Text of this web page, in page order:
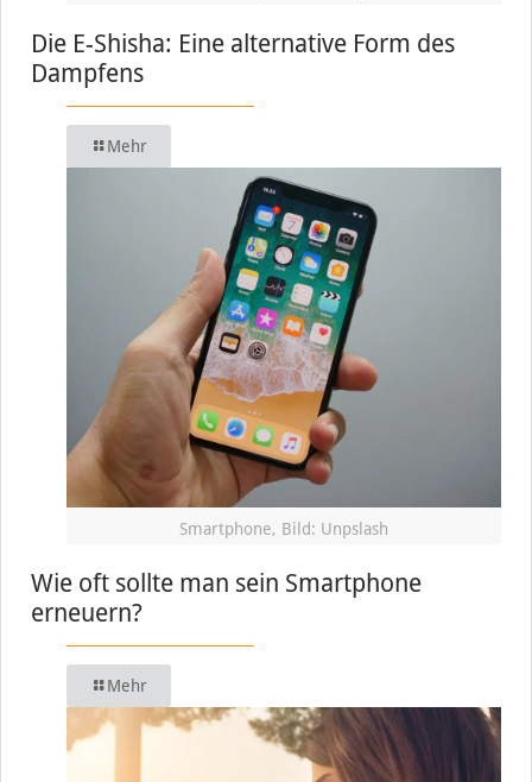
Die E-Shisha: Eine alternative Form des
Dampfens
Mehr
Smartphone, Bild: Unpslash
Wie oft sollte man sein Smartphone
erneuern?
Mehr